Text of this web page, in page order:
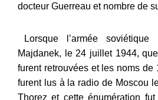
docteur Guerreau et nombre de
Lorsque l’armée
Majdanek, le 24 juillet 1944,
furent retrouvées et les noms de
furent lus à la radio de Moscou
Thorez et cette énumération